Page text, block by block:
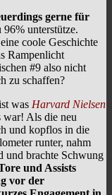
gerne für
unterstütze.
coole Geschichte
Rampenlicht
#9 also nicht
zu schaffen?
was Harvard Nielsen
Als die neu
und kopflos in die
runter, nahm
und brachte Schwung
und Assists
vor der